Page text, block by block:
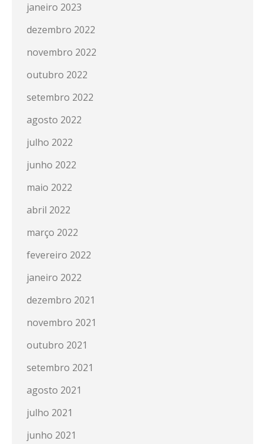
janeiro 2023
dezembro 2022
novembro 2022
outubro 2022
setembro 2022
agosto 2022
julho 2022
junho 2022
maio 2022
abril 2022
março 2022
fevereiro 2022
janeiro 2022
dezembro 2021
novembro 2021
outubro 2021
setembro 2021
agosto 2021
julho 2021
junho 2021